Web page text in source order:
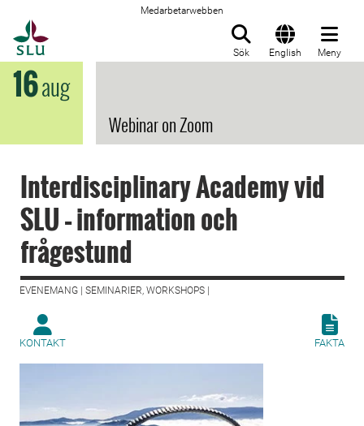
Medarbetarwebben
Sök English Meny
16aug
Webinar on Zoom
Interdisciplinary Academy vid
SLU – information och
frågestund
EVENEMANG | SEMINARIER, WORKSHOPS |
KONTAKT FAKTA